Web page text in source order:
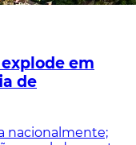
em
de
nacionalmente;